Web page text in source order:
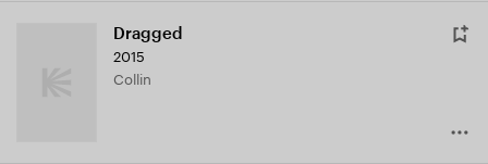
Dragged
2015
Collin